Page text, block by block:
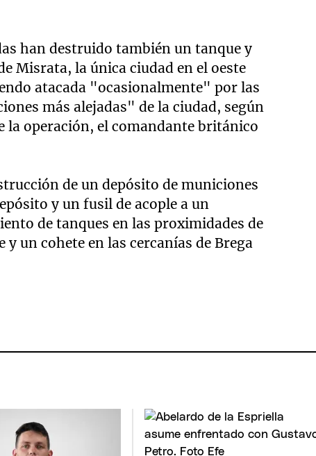
han destruido también un tanque y
Misrata, la única ciudad en el oeste
atacada "ocasionalmente" por las
más alejadas" de la ciudad, según
operación, el comandante británico
de un depósito de municiones
y un fusil de acople a un
de tanques en las proximidades de
un cohete en las cercanías de Brega